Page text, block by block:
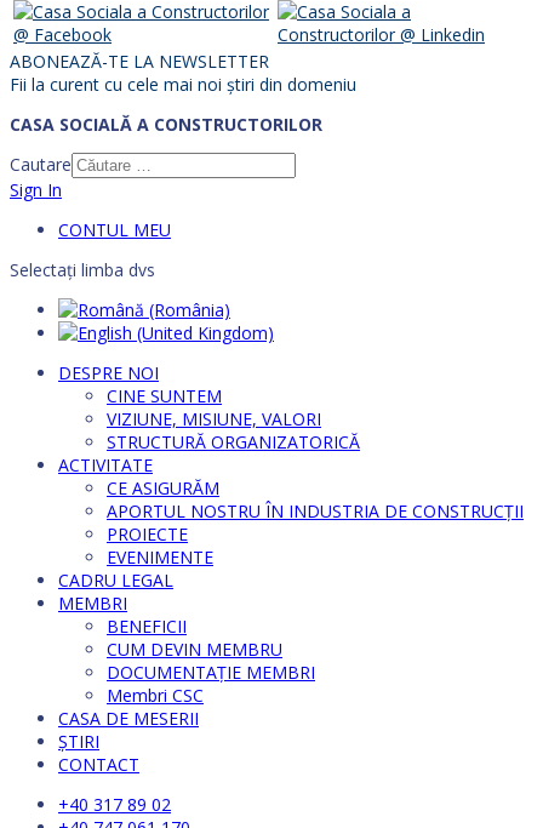
ABONEAZĂ-TE LA NEWSLETTER
Fii la curent cu cele mai noi știri din domeniu
CASA SOCIALĂ A CONSTRUCTORILOR
Cautare
Sign In
CONTUL MEU
Selectați limba dvs
DESPRE NOI
CINE SUNTEM
VIZIUNE, MISIUNE, VALORI
STRUCTURĂ ORGANIZATORICĂ
ACTIVITATE
CE ASIGURĂM
APORTUL NOSTRU ÎN INDUSTRIA DE CONSTRUCȚII
PROIECTE
EVENIMENTE
CADRU LEGAL
MEMBRI
BENEFICII
CUM DEVIN MEMBRU
DOCUMENTAȚIE MEMBRI
Membri CSC
CASA DE MESERII
ȘTIRI
CONTACT
+40 317 89 02